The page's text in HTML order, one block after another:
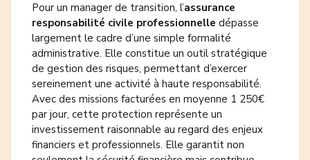
Pour un manager de transition, l’assurance
responsabilité civile professionnelle dépasse
largement le cadre d’une simple formalité
administrative. Elle constitue un outil stratégique
de gestion des risques, permettant d’exercer
sereinement une activité à haute responsabilité.
Avec des missions facturées en moyenne 1 250€
par jour, cette protection représente un
investissement raisonnable au regard des enjeux
financiers et professionnels. Elle garantit non